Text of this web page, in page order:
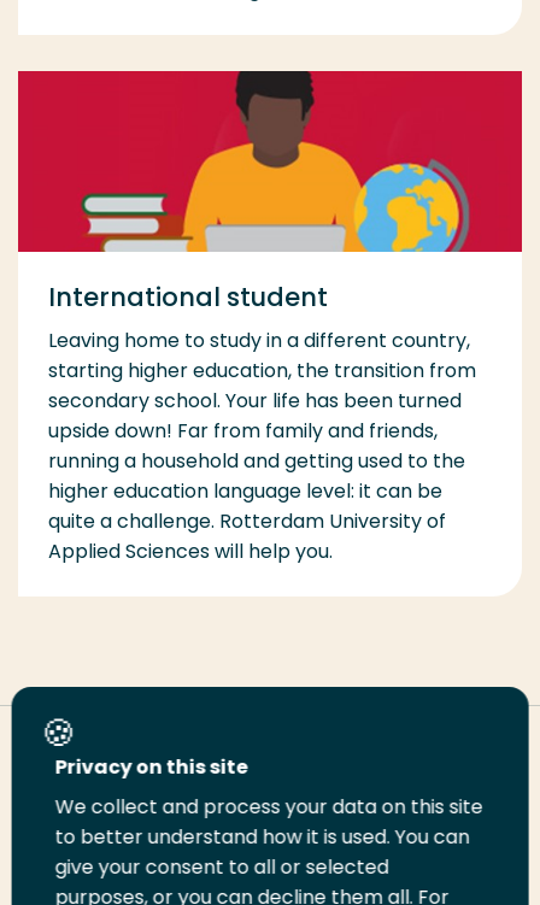
International student
Leaving home to study in a different country,
starting higher education, the transition from
secondary school. Your life has been turned
upside down! Far from family and friends,
running a household and getting used to the
higher education language level: it can be
quite a challenge. Rotterdam University of
Applied Sciences will help you.
Deel deze pagina
DeelDeel
op
Deel
op
Email
deze
Print
deze
Privacy on this site
We collect and process your data on this site
to better understand how it is used. You can
give your consent to all or selected
purposes, or you can decline them all. For